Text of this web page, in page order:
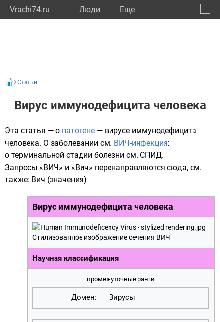
Vrachi74.ru Люди Eще
Статьи
Вирус иммунодефицита человека
Эта статья — о патогене — вирусе иммунодефицита
человека. О заболевании см. ВИЧ-инфекция;
о терминальной стадии болезни см. СПИД.
Запросы «ВИЧ» и «Вич» перенаправляются сюда, см.
также: Вич (значения)
Вирус иммунодефицита человека
Стилизованное изображение сечения ВИЧ
Научная классификация
промежуточные ранги
Домен: Вирусы